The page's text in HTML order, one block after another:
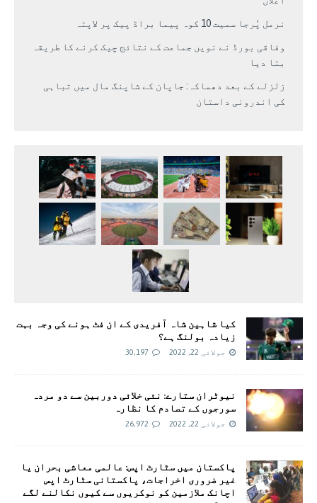
نرمل پُرجا سمیت 10 کوہ پیما براڈ پیک پر لاپتہ
وفاقی بورڈ نے نویں جماعت کے نتائج چیک کرنے کا طریقہ
بتا دیا
زلزلے کے بعد دھماکہ: جاپان کے شاپنگ مال میں تباہی
کی اندرونی داستان
کیا شاہین شاہ آفریدی کے ان فٹ ہونے کی وجہ بہت
زیادہ بولنگ ہے؟
جولائی 22, 2022 30,197
نیوٹران ستارے: نئی خلائی دوربین سے دو مردہ
سورجوں کے تصادم کا نظارہ
جولائی 22, 2022 26,972
پاکستان میں سٹارٹ اپس: عالمی معاشی بحران یا
غیر ضروری اخراجات، پاکستانی سٹارٹ اپس
اچانک ملازمین کو نوکریوں سے کیوں نکالنے لگے